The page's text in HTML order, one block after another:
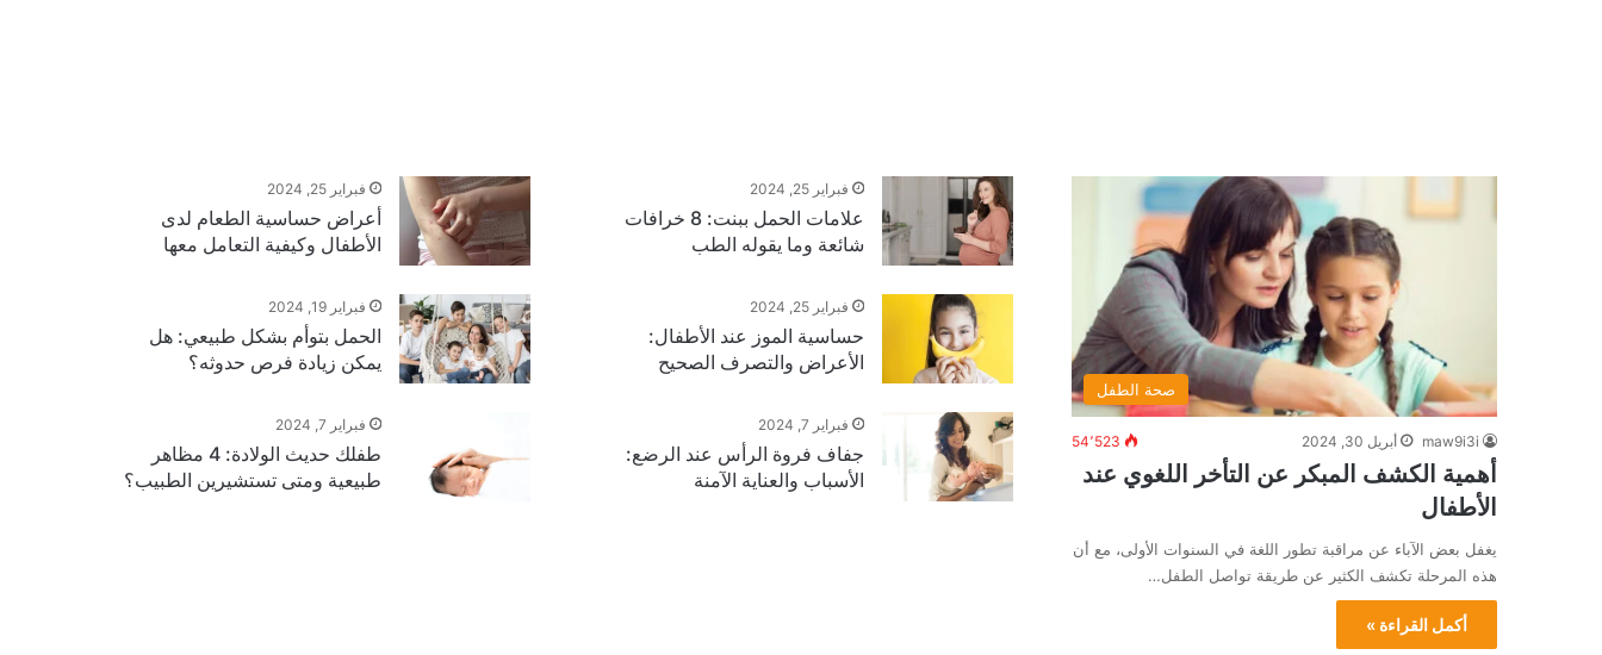
صحة الطفل
maw9i3i أبريل 30, 2024 54٬523
أهمية الكشف المبكر عن التأخر اللغوي عند
الأطفال
يغفل بعض الآباء عن مراقبة تطور اللغة في السنوات الأولى، مع أن
هذه المرحلة تكشف الكثير عن طريقة تواصل الطفل…
أكمل القراءة »
فبراير 25, 2024
علامات الحمل ببنت: 8 خرافات
شائعة وما يقوله الطب
فبراير 25, 2024
أعراض حساسية الطعام لدى
الأطفال وكيفية التعامل معها
فبراير 25, 2024
حساسية الموز عند الأطفال:
الأعراض والتصرف الصحيح
فبراير 19, 2024
الحمل بتوأم بشكل طبيعي: هل
يمكن زيادة فرص حدوثه؟
فبراير 7, 2024
جفاف فروة الرأس عند الرضع:
الأسباب والعناية الآمنة
فبراير 7, 2024
طفلك حديث الولادة: 4 مظاهر
طبيعية ومتى تستشيرين الطبيب؟